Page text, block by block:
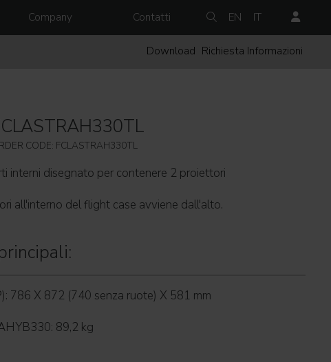
Company Contatti EN IT
Download Richiesta Informazioni
CODE: FCLASTRAH330TL
interni disegnato per contenere 2 proiettori
all'interno del flight case avviene dall'alto.
786 X 872 (740 senza ruote) X 581 mm
89,2 kg